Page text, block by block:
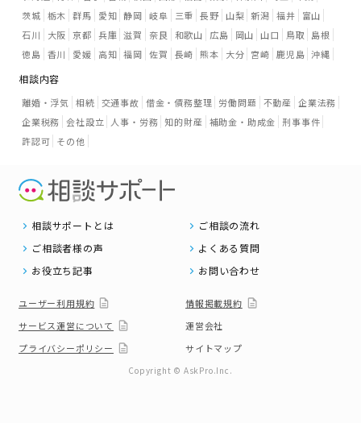
茨城 栃木 群馬 愛知 静岡 岐阜 三重 長野 山梨 新潟 福井
富山
石川
大阪 京都 兵庫 滋賀 奈良 和歌山 広島 岡山 山口 鳥取
島根
徳島 香川 愛媛 高知 福岡 佐賀 長崎 熊本 大分 宮崎 鹿児島 沖縄
相談内容
離婚・浮気 相続 交通事故 借金・債務整理 労働問題 不動産 企業法務
企業税務 会社設立 人事・労務 知的財産 補助金・助成金 刑事事件
許認可 その他
相談サポートとは
ご相談の流れ
ご相談者様の声
よくある質問
お役立ち記事
お問い合わせ
ユーザー利用規約
情報掲載規約
サービス運営について
運営会社
プライバシーポリシー
サイトマップ
Copyright © AskPro.Inc.